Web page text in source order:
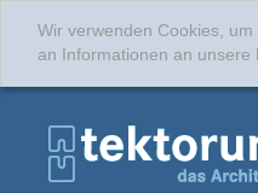
Wir verwenden Cookies,
an Informationen an unsere